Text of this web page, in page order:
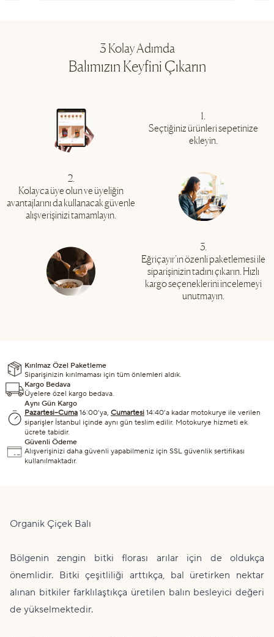
3 Kolay Adımda
Balımızın Keyfini Çıkarın
1.
Seçtiğiniz ürünleri sepetinize
ekleyin.
2.
Kolayca üye olun ve üyeliğin
avantajlarını da kullanacak güvenle
alışverişinizi tamamlayın.
3.
Eğriçayır’ın özenli paketlemesi ile
siparişinizin tadını çıkarın. Hızlı
kargo seçeneklerini incelemeyi
unutmayın.
Kırılmaz Özel Paketleme
Siparişinizin kırılmaması için tüm önlemleri aldık.
Kargo Bedava
Üyelere özel kargo bedava.
Aynı Gün Kargo
Pazartesi–Cuma 16:00’ya, Cumartesi 14:40’a kadar motokurye ile verilen
siparişler İstanbul içinde aynı gün teslim edilir. Motokurye hizmeti ek
ücrete tabidir.
Güvenli Ödeme
Alışverişinizi daha güvenli yapabilmeniz için SSL güvenlik sertifikası
kullanılmaktadır.
Organik Çiçek Balı
Bölgenin zengin bitki florası arılar için de oldukça
önemlidir. Bitki çeşitliliği arttıkça, bal üretirken nektar
alınan bitkiler farklılaştıkça üretilen balın besleyici değeri
de yükselmektedir.